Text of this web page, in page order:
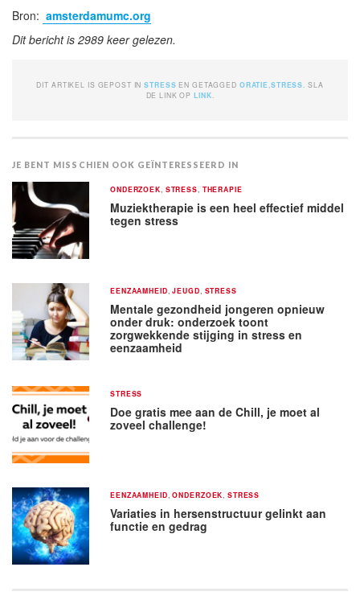
Bron: amsterdamumc.org
Dit bericht is 2989 keer gelezen.
DIT ARTIKEL IS GEPOST INSTRESS EN GETAGGED ORATIE STRESS . SLA
DE LINK OPLINK
JE BENT MISSCHIEN OOK GEÏNTERESSEERD IN
ONDERZOEK STRESS THERAPIE
Muziektherapie is een heel effectief middel
tegen stress
EENZAAMHEID ,JEUGD STRESS
Mentale gezondheid jongeren opnieuw
onder druk: onderzoek toont
zorgwekkende stijging in stress en
eenzaamheid
STRESS
Doe gratis mee aan de Chill, je moet al
zoveel challenge!
EENZAAMHEID ,ONDERZOEK ,STRESS
Variaties in hersenstructuur gelinkt aan
functie en gedrag